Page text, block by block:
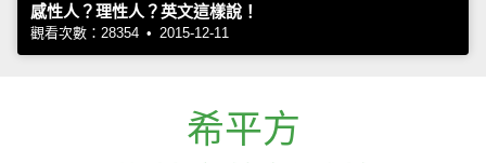
感性人？理性人？英文這樣說！
觀看次數：28354 • 2015-12-11
希平方